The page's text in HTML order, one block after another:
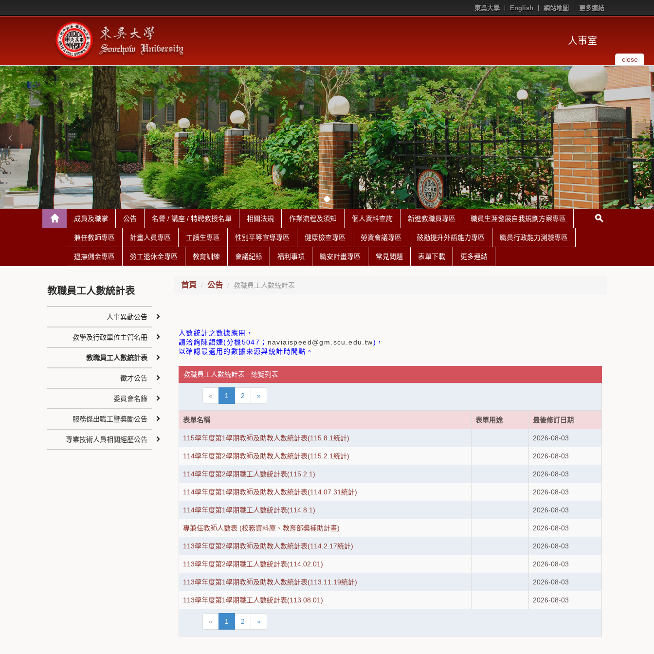
東吳大學 English 網站地圖 更多連結
人事室
close
成員及職掌 公告 名譽 / 講座 / 特聘教授名單 相關法規 作業流程及須知 個人資料查詢 新進教職員專區 職員生涯發展自我規劃方案專區
兼任教師專區 計畫人員專區 工讀生專區 性別平等宣導專區 健康檢查專區 勞資會議專區 鼓勵提升外語能力專區 職員行政能力測驗專區
退撫儲金專區 勞工退休金專區 教育訓練 會議紀錄 福利事項 職安計畫專區 常見問題 表單下載 更多連結
首頁 公告 教職員工人數統計表
人數統計之數據應用，
請洽詢陳語婕(分機5047； naviaispeed@gm.scu.edu.tw)，
以確認最適用的數據來源與統計時間點。
教職員工人數統計表 - 總覽列表
« 1 2 »
表單名稱 表單用途 最後修訂日期
115學年度第1學期教師及助教人數統計表(115.8.1統計) 2026-08-03
114學年度第2學期教師及助教人數統計表(115.2.1統計) 2026-08-03
114學年度第2學期職工人數統計表(115.2.1) 2026-08-03
114學年度第1學期教師及助教人數統計表(114.07.31統計) 2026-08-03
114學年度第1學期職工人數統計表(114.8.1) 2026-08-03
專兼任教師人數表 (校務資料庫、教育部獎補助計畫) 2026-08-03
113學年度第2學期教師及助教人數統計表(114.2.17統計) 2026-08-03
113學年度第2學期職工人數統計表(114.02.01) 2026-08-03
113學年度第1學期教師及助教人數統計表(113.11.19統計) 2026-08-03
113學年度第1學期職工人數統計表(113.08.01) 2026-08-03
« 1 2 »
教職員工人數統計表
人事異動公告
教學及行政單位主管名冊
教職員工人數統計表
徵才公告
委員會名錄
服務傑出職工暨獎勵公告
專業技術人員相關經歷公告